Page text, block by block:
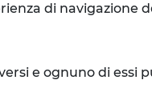
di navigazione
e ognuno di essi